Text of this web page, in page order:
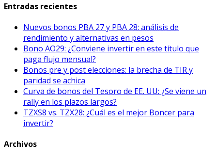
Entradas recientes
Nuevos bonos PBA 27 y PBA 28: análisis de
rendimiento y alternativas en pesos
Bono AO29: ¿Conviene invertir en este título que
paga flujo mensual?
Bonos pre y post elecciones: la brecha de TIR y
paridad se achica
Curva de bonos del Tesoro de EE. UU: ¿Se viene un
rally en los plazos largos?
TZXS8 vs. TZX28: ¿Cuál es el mejor Boncer para
invertir?
Archivos